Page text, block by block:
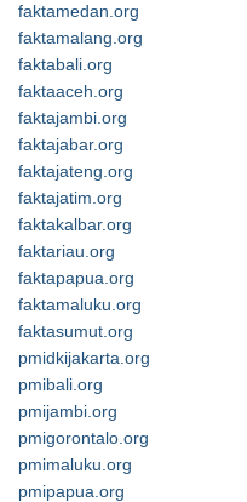
faktamedan.org
faktamalang.org
faktabali.org
faktaaceh.org
faktajambi.org
faktajabar.org
faktajateng.org
faktajatim.org
faktakalbar.org
faktariau.org
faktapapua.org
faktamaluku.org
faktasumut.org
pmidkijakarta.org
pmibali.org
pmijambi.org
pmigorontalo.org
pmimaluku.org
pmipapua.org